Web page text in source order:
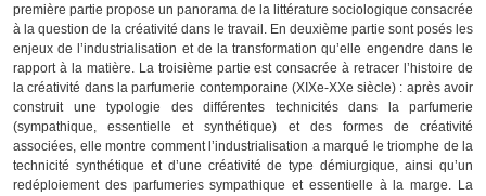
première partie propose un panorama de la littérature sociologique consacrée
à la question de la créativité dans le travail. En deuxième partie sont posés les
enjeux de l’industrialisation et de la transformation qu’elle engendre dans le
rapport à la matière. La troisième partie est consacrée à retracer l’histoire de
la créativité dans la parfumerie contemporaine (XIXe-XXe siècle) : après avoir
construit une typologie des différentes technicités dans la parfumerie
(sympathique, essentielle et synthétique) et des formes de créativité
associées, elle montre comment l’industrialisation a marqué le triomphe de la
technicité synthétique et d’une créativité de type démiurgique, ainsi qu’un
redéploiement des parfumeries sympathique et essentielle à la marge. La